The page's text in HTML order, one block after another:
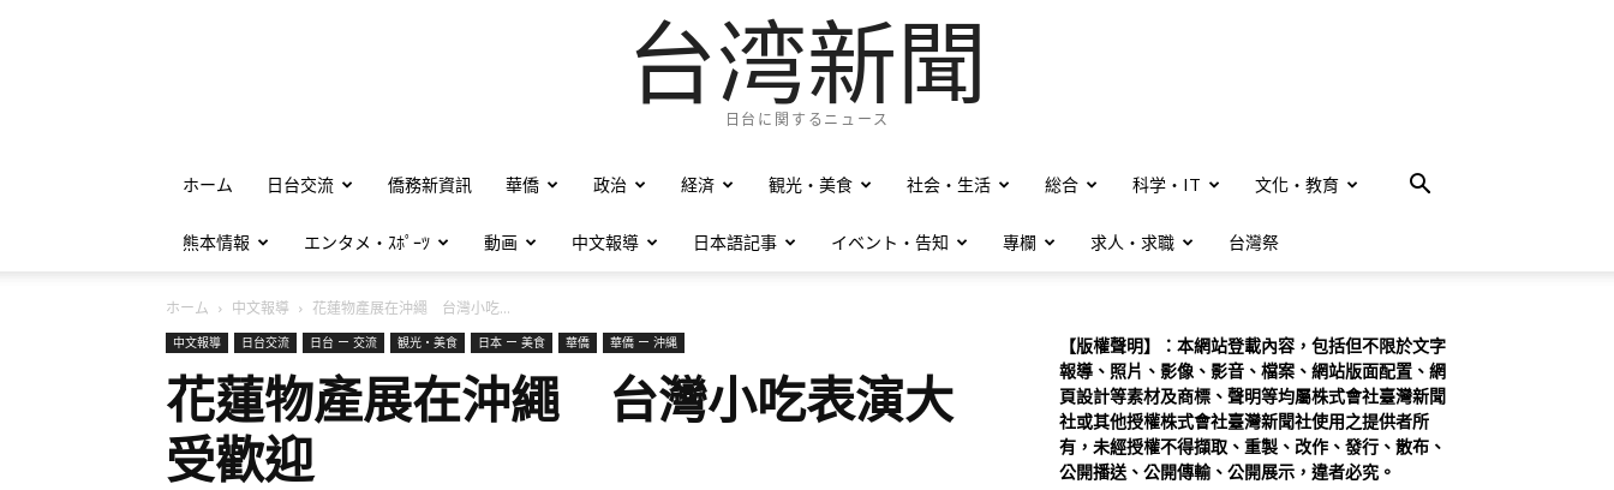
台湾新聞
日台に関するニュース
ホーム 日台交流 僑務新資訊 華僑 政治 経済 観光・美食 社会・生活 総合 科学・IT 文化・教育
熊本情報 エンタメ・ｽﾎﾟｰﾂ 動画 中文報導 日本語記事 イベント・告知 專欄 求人・求職 台灣祭
ホーム 中文報導 花蓮物產展在沖繩 台灣小吃...
中文報導 日台交流 日台 ー 交流 観光・美食 日本 ー 美食 華僑 華僑 ー 沖縄
花蓮物產展在沖繩 台灣小吃表演大
受歡迎
【版權聲明】：本網站登載內容，包括但不限於文字
報導、照片、影像、影音、檔案、網站版面配置、網
頁設計等素材及商標、聲明等均屬株式會社臺灣新聞
社或其他授權株式會社臺灣新聞社使用之提供者所
有，未經授權不得擷取、重製、改作、發行、散布、
公開播送、公開傳輸、公開展示，違者必究。